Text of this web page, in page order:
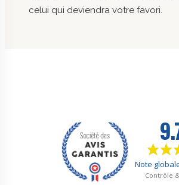
celui qui deviendra votre favori.